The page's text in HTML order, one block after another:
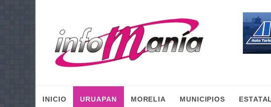
INICIO URUAPAN MORELIA MUNICIPIOS